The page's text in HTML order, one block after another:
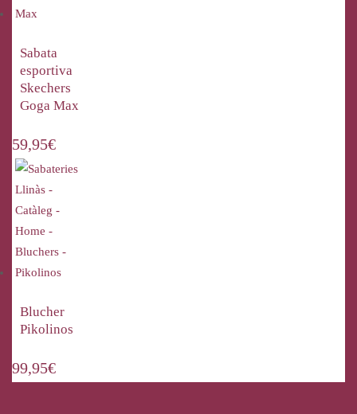
Sabata
esportiva
Skechers
Goga Max
59,95€
Blucher
Pikolinos
99,95€